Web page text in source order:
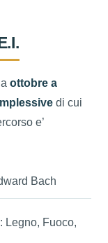
ottobre a
di cui
e’
Bach
Legno, Fuoco,